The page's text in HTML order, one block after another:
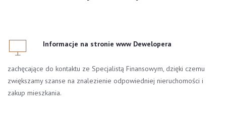
Informacje na stronie www Dewelopera
zachęcające do kontaktu ze Specjalistą Finansowym, dzięki czemu
zwiększamy szanse na znalezienie odpowiedniej nieruchomości i
zakup mieszkania.